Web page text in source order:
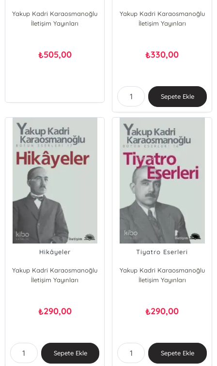
Yakup Kadri Karaosmanoğlu
İletişim Yayınları
₺505,00
Yakup Kadri Karaosmanoğlu
İletişim Yayınları
₺330,00
Sepete Ekle
Hikâyeler
Yakup Kadri Karaosmanoğlu
İletişim Yayınları
₺290,00
Sepete Ekle
Tiyatro Eserleri
Yakup Kadri Karaosmanoğlu
İletişim Yayınları
₺290,00
Sepete Ekle